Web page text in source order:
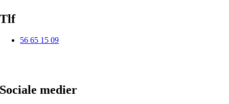
Tlf
56 65 15 09
Sociale medier